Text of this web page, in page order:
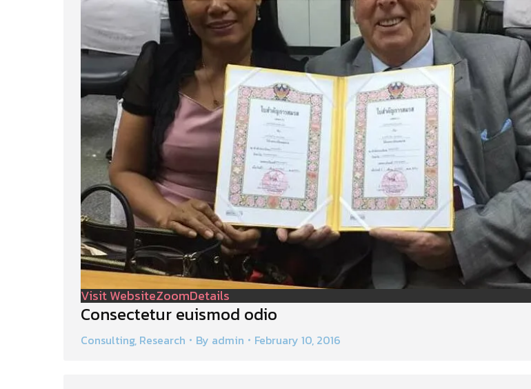
Visit WebsiteZoomDetails
Consectetur euismod odio
Consulting, Research By admin February 10, 2016